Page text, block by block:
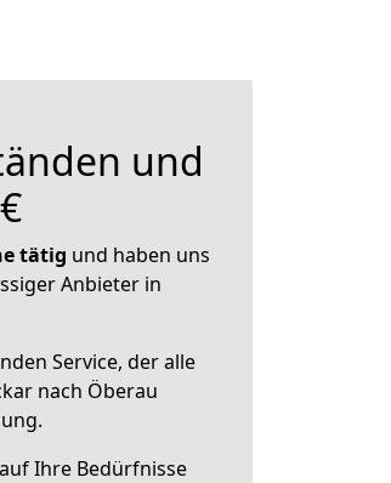
und
tätig und haben uns
Anbieter in
Service, der alle
nach Öberau
Ihre Bedürfnisse